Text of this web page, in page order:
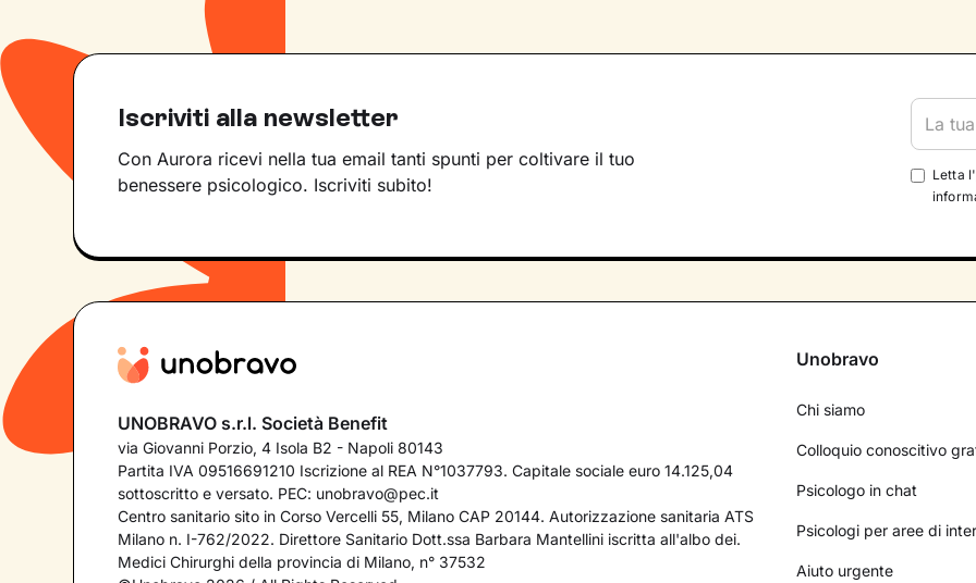
Iscriviti alla newsletter
Con Aurora ricevi nella tua email tanti spunti per coltivare il tuo
benessere psicologico. Iscriviti subito!
Letta l'
UNOBRAVO s.r.l. Società Benefit
via Giovanni Porzio, 4 Isola B2 - Napoli 80143
Partita IVA 09516691210 Iscrizione al REA N°1037793. Capitale sociale euro 14.125,04
sottoscritto e versato. PEC: unobravo@pec.it
Centro sanitario sito in Corso Vercelli 55, Milano CAP 20144. Autorizzazione sanitaria ATS
Milano n. I-762/2022. Direttore Sanitario Dott.ssa Barbara Mantellini iscritta all'albo dei.
Medici Chirurghi della provincia di Milano, n° 37532
Unobravo
Chi siamo
Colloquio conoscitivo
Psicologo in chat
Psicologi per aree di
Aiuto urgente